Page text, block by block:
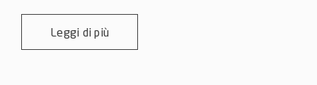
Leggi di più